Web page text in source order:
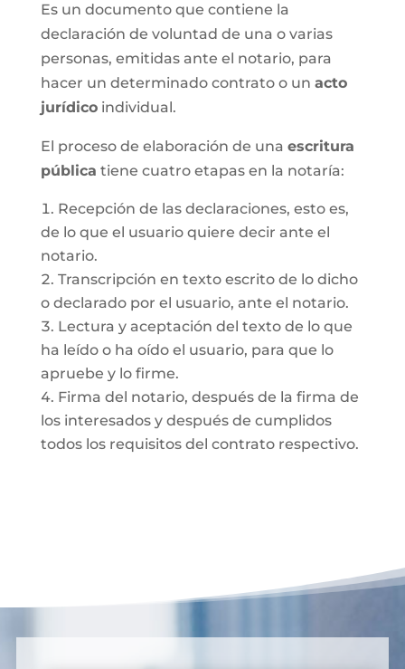
Es un documento que contiene la
declaración de voluntad de una o varias
personas, emitidas ante el notario, para
hacer un determinado contrato o un acto
jurídicoindividual.
El proceso de elaboración de una escritura
pública tiene cuatro etapas en la notaría:
Recepción de las declaraciones, esto es,
de lo que el usuario quiere decir ante el
notario.
Transcripción en texto escrito de lo dicho
o declarado por el usuario, ante el notario.
Lectura y aceptación del texto de lo que
ha leído o ha oído el usuario, para que lo
apruebe y lo firme.
Firma del notario, después de la firma de
los interesados y después de cumplidos
todos los requisitos del contrato respectivo.